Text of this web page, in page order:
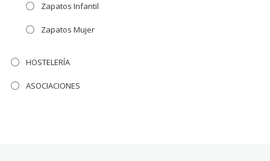
Zapatos Infantil
Zapatos Mujer
HOSTELERÍA
ASOCIACIONES